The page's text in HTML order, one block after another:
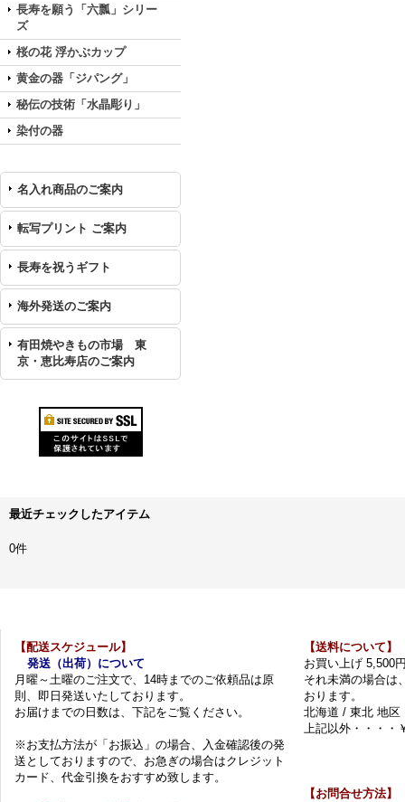
長寿を願う「六瓢」シリー
ズ
桜の花 浮かぶカップ
黄金の器「ジパング」
秘伝の技術「水晶彫り」
染付の器
名入れ商品のご案内
転写プリント ご案内
長寿を祝うギフト
海外発送のご案内
有田焼やきもの市場 東
京・恵比寿店のご案内
最近チェックしたアイテム
0件
【配送スケジュール】
発送（出荷）について
月曜～土曜のご注文で、14時までのご依頼品は原
則、即日発送いたしております。
お届けまでの日数は、下記をご覧ください。
※お支払方法が「お振込」の場合、入金確認後の発
送としておりますので、お急ぎの場合はクレジット
カード、代金引換をおすすめ致します。
【送料について】
お買い上げ 5,500
それ未満の場合は
おります。
北海道 / 東北 地区
上記以外・・・・
【お問合せ方法】